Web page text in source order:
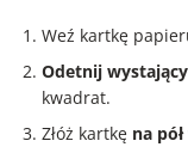
Weź kartkę
Odetnij
kwadrat.
Złóż kartkę na